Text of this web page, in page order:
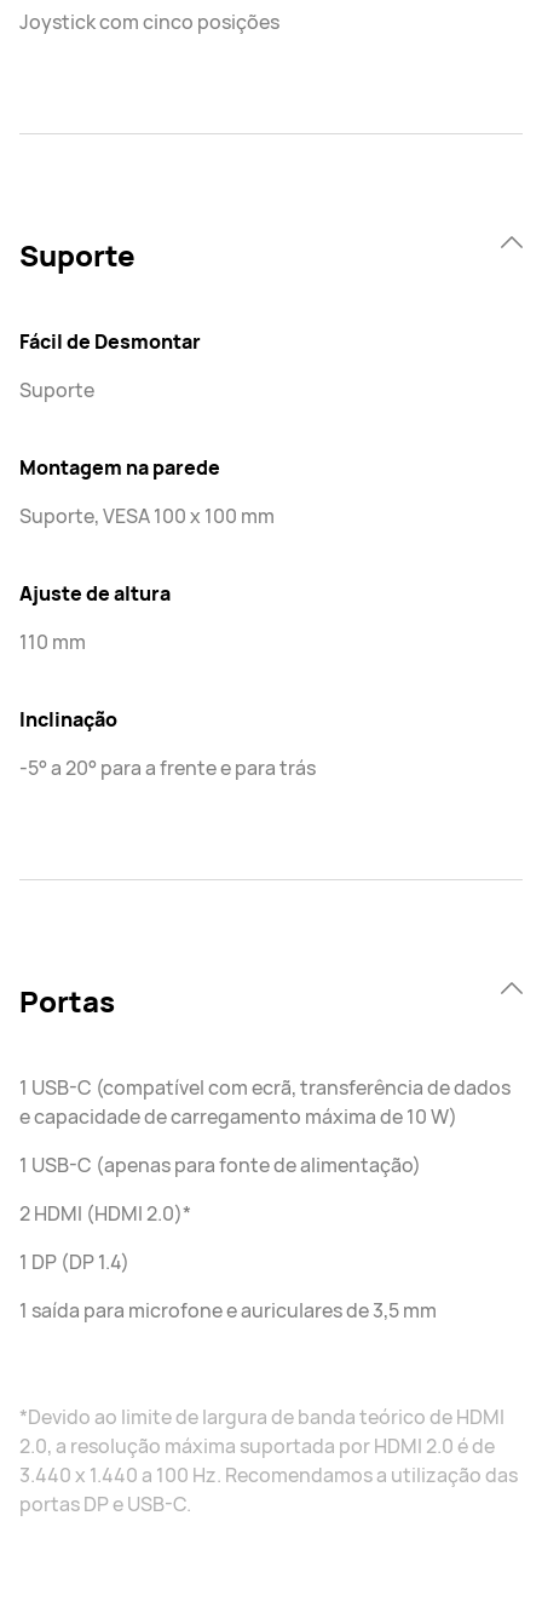
Joystick com cinco posições
Suporte
Fácil de Desmontar
Suporte
Montagem na parede
Suporte, VESA 100 x 100 mm
Ajuste de altura
110 mm
Inclinação
-5° a 20° para a frente e para trás
Portas
1 USB-C (compatível com ecrã, transferência de dados
e capacidade de carregamento máxima de 10 W)
1 USB-C (apenas para fonte de alimentação)
2 HDMI (HDMI 2.0)*
1 DP (DP 1.4)
1 saída para microfone e auriculares de 3,5 mm
*Devido ao limite de largura de banda teórico de HDMI
2.0, a resolução máxima suportada por HDMI 2.0 é de
3.440 x 1.440 a 100 Hz. Recomendamos a utilização das
portas DP e USB-C.